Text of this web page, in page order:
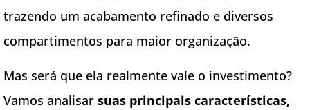
trazendo um acabamento refinado e diversos
compartimentos para maior organização.
Mas será que ela realmente vale o investimento?
Vamos analisar suas principais características,